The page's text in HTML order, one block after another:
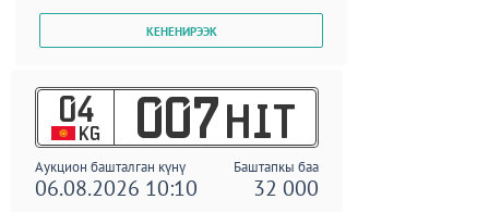
04
KG 007 HIT
Аукцион башталган күнү Баштапкы баа
06.08.2026 10:10 32 000